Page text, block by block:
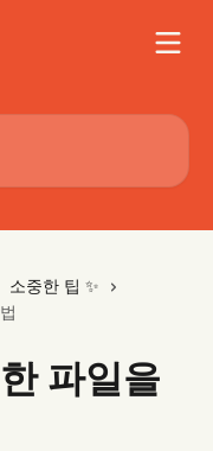
소중한 팁 ✨
파일을